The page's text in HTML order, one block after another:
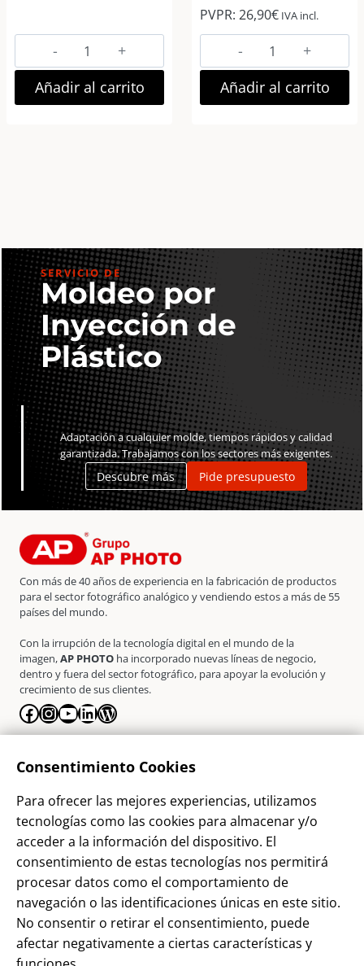
AP
Marco
Fotos
Madera
Añadir al carrito
PVPR: 26,90€ IVA incl.
Zep
Enea
Marco
Fotos
cantidad
Añadir al carrito
SERVICIO DE
Moldeo por
Inyección de
Plástico
Adaptación a cualquier molde, tiempos rápidos y calidad
garantizada. Trabajamos con los sectores más exigentes.
Descubre más Pide presupuesto
Con más de 40 años de experiencia en la fabricación de productos
para el sector fotográfico analógico y vendiendo estos a más de 55
países del mundo.
Con la irrupción de la tecnología digital en el mundo de la
imagen,AP PHOTO ha incorporado nuevas líneas de negocio,
dentro y fuera del sector fotográfico, para apoyar la evolución y
crecimiento de sus clientes.
Facebook
Instagram
YouTube
LinkedIn
WordPress
Contacto
Sostenibilidad
Blog
Alta Cliente
Aviso Legal
Términos y Condiciones
Consentimiento Cookies
Para ofrecer las mejores experiencias, utilizamos
tecnologías como las cookies para almacenar y/o
acceder a la información del dispositivo. El
consentimiento de estas tecnologías nos permitirá
procesar datos como el comportamiento de
navegación o las identificaciones únicas en este sitio.
No consentir o retirar el consentimiento, puede
afectar negativamente a ciertas características y